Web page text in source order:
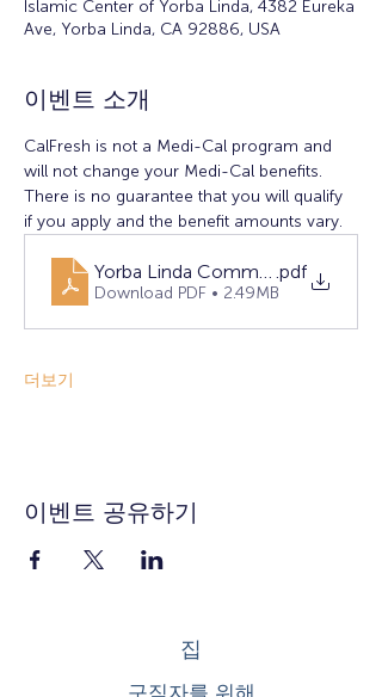
Islamic Center of Yorba Linda, 4382 Eureka
Ave, Yorba Linda, CA 92886, USA
이벤트 소개
CalFresh is not a Medi-Cal program and
will not change your Medi-Cal benefits.
There is no guarantee that you will qualify
if you apply and the benefit amounts vary.
Yorba Linda Community Resource
.pdf
Download PDF • 2.49MB
더보기
이벤트 공유하기
집
구직자를 위해